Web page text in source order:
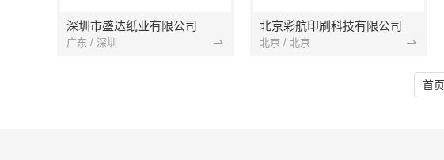
深圳市盛达纸业有限公司
广东 / 深圳
北京彩航印刷科技有限公司
北京 / 北京
首页